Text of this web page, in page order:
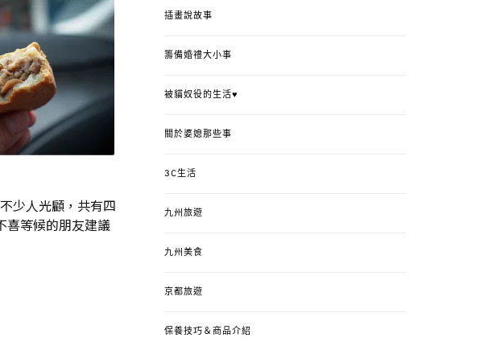
少人光顧，共有四
喜等候的朋友建議
插畫說故事
籌備婚禮大小事
被貓奴役的生活♥
關於婆媳那些事
3C生活
九州旅遊
九州美食
京都旅遊
保養技巧＆商品介紹